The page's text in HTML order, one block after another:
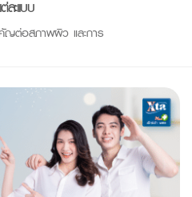
ละแบบ
ญต่อสภาพผิว และการ